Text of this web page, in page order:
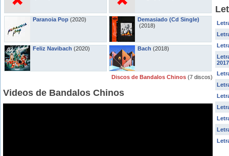
Paranoia Pop (2020)
Feliz Navibach (2020)
Demasiado (Cd Single)
(2018)
Bach (2018)
Discos de Bandalos Chinos (7 discos)
Videos de Bandalos Chinos